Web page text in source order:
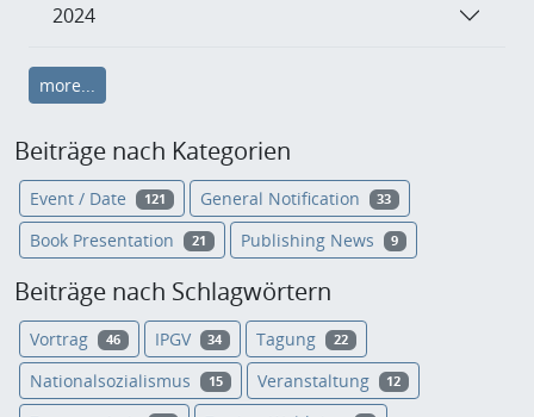
2024
more...
Beiträge nach Kategorien
Event / Date 121 General Notification 33
Book Presentation 21 Publishing News 9
Beiträge nach Schlagwörtern
Vortrag 46 IPGV 34 Tagung 22
Nationalsozialismus 15 Veranstaltung 12